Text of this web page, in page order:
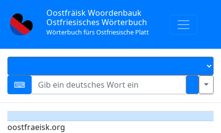
Oostfräisk Woordenbauk
Ostfriesisches Wörterbuch
Wörterbuch fürs Ostfriesische Platt
oostfraeisk.org